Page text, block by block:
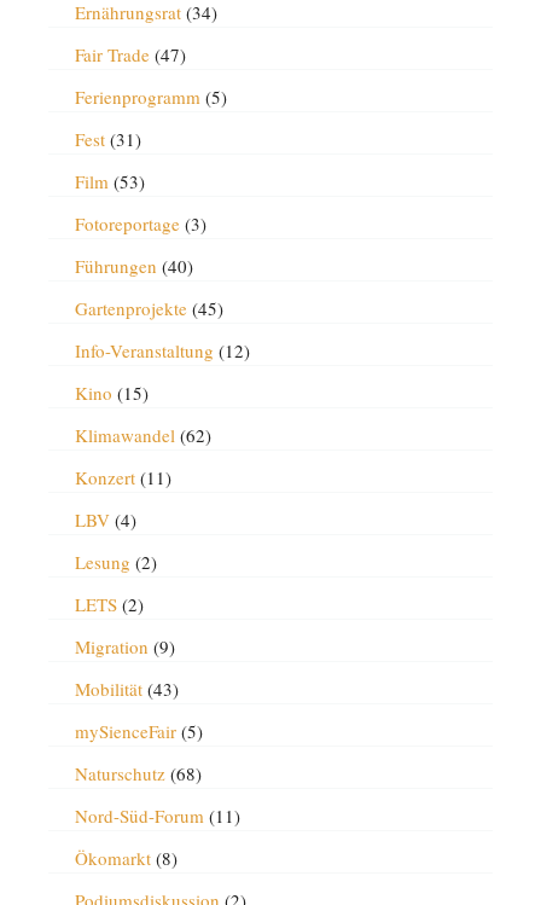
Ernährungsrat(34)
Fair Trade(47)
Ferienprogramm (5)
Fest(31)
Film (53)
Fotoreportage(3)
Führungen (40)
Gartenprojekte(45)
Info-Veranstaltung (12)
Kino (15)
Klimawandel (62)
Konzert(11)
LBV(4)
Lesung (2)
LETS(2)
Migration (9)
Mobilität(43)
mySienceFair(5)
Naturschutz(68)
Nord-Süd-Forum (11)
Ökomarkt(8)
Podiumsdiskussion (2)